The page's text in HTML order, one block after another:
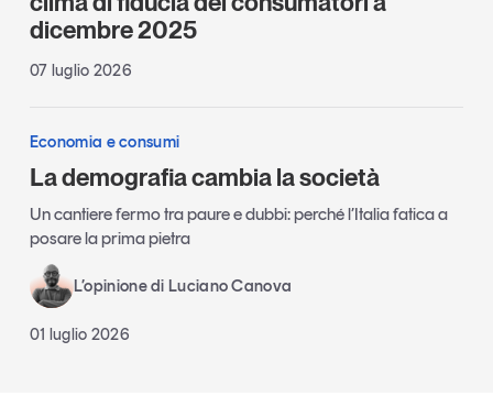
dicembre 2025
07 luglio 2026
Economia e consumi
La demografia cambia la società
Un cantiere fermo tra paure e dubbi: perché l’Italia fatica a
posare la prima pietra
L’opinione di Luciano Canova
01 luglio 2026